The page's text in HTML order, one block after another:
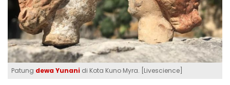
Patung dewa Yunani di Kota Kuno Myra. [Livescience]